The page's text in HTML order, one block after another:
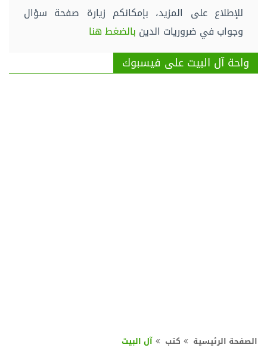
للإطلاع على المزيد، بإمكانكم زيارة صفحة سؤال
وجواب في ضروريات الدين بالضغط هنا
واحة آل البيت على فيسبوك
الصفحة الرئيسية كتب آل البيت